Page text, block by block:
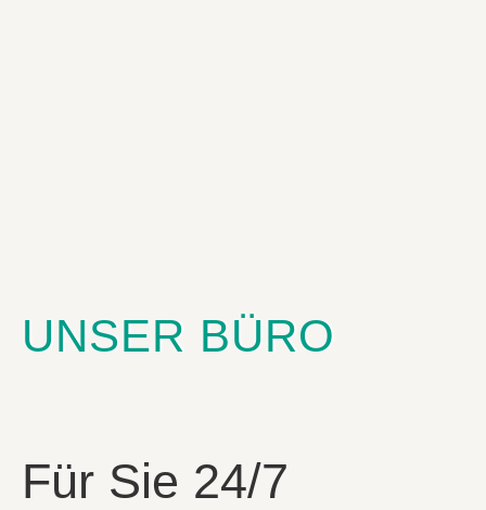
UNSER BÜRO
Für Sie 24/7